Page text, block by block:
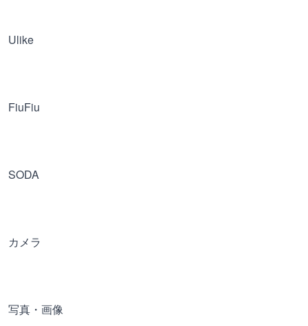
Ulike
FiuFiu
SODA
カメラ
写真・画像